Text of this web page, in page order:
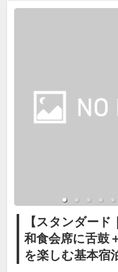
分）
箱根湯本温泉で
を楽しむ王道の
をお楽しみくだ
しゃる場合、ご
い｡2-0歳添寝の
めず備考欄に年
名)をお願いしま
【大浴場・展望
湯本1号泉を含
展望露天風呂で
ながら、ご滞在
楽しみいただけ
お風呂付き客室
部屋でも同成分
料理長が一品
節替わりの献立
立。4泊目は初
ます。
※仕入れ状況に
場合がございま
【スタンダー
和食会席に舌鼓
を楽しむ基本宿